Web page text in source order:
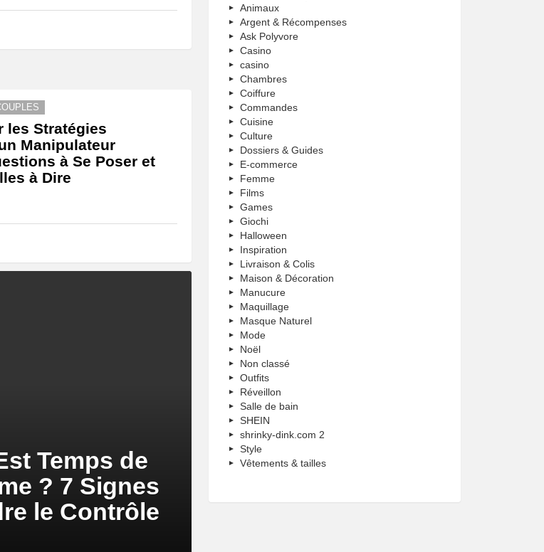
les Stratégies
Manipulateur
à Se Poser et
à Dire
Temps de
? 7 Signes
le Contrôle
Animaux
Argent & Récompenses
Ask Polyvore
Casino
casino
Chambres
Coiffure
Commandes
Cuisine
Culture
Dossiers & Guides
E-commerce
Femme
Films
Games
Giochi
Halloween
Inspiration
Livraison & Colis
Maison & Décoration
Manucure
Maquillage
Masque Naturel
Mode
Noël
Non classé
Outfits
Réveillon
Salle de bain
SHEIN
shrinky-dink.com 2
Style
Vêtements & tailles